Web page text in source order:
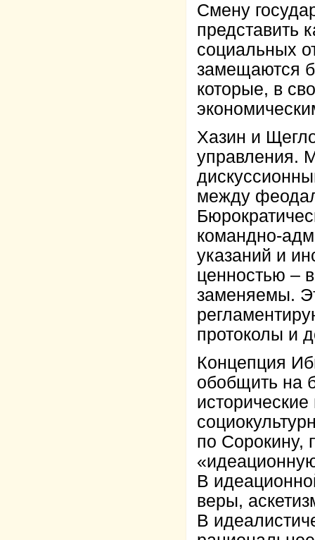
Смену
представить
социальных
замещаются
которые, в
Хазин и
управления.
между
командно-
указаний и
ценностью –
заменяемы.
протоколы и
Концепция
обобщить на
по Сорокину,
В
веры,
В